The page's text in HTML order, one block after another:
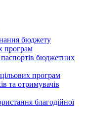
бюджету
програм
бюджетних
програм
та отримувачів
благодійної